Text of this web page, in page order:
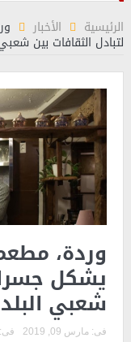
الرئيسية الأخبار
لتبادل الثقافات بين
وردة،
يشكل جسرا
شعبي
فى: مارس 09, 2019 فى: